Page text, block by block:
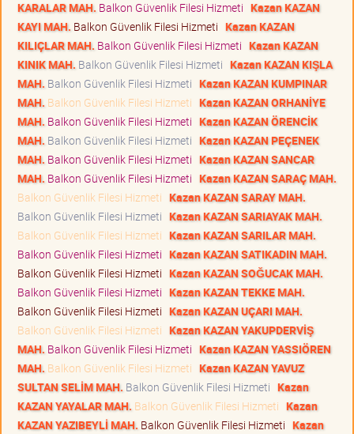
KARALAR MAH. Balkon Güvenlik Filesi Hizmeti Kazan KAZAN
KAYI MAH. Balkon Güvenlik Filesi Hizmeti Kazan KAZAN
KILIÇLAR MAH. Balkon Güvenlik Filesi Hizmeti Kazan KAZAN
KINIK MAH. Balkon Güvenlik Filesi Hizmeti Kazan KAZAN KIŞLA
MAH. Balkon Güvenlik Filesi Hizmeti Kazan KAZAN KUMPINAR
MAH. Balkon Güvenlik Filesi Hizmeti Kazan KAZAN ORHANİYE
MAH. Balkon Güvenlik Filesi Hizmeti Kazan KAZAN ÖRENCİK
MAH. Balkon Güvenlik Filesi Hizmeti Kazan KAZAN PEÇENEK
MAH. Balkon Güvenlik Filesi Hizmeti Kazan KAZAN SANCAR
MAH. Balkon Güvenlik Filesi Hizmeti Kazan KAZAN SARAÇ MAH.
Balkon Güvenlik Filesi Hizmeti Kazan KAZAN SARAY MAH.
Balkon Güvenlik Filesi Hizmeti Kazan KAZAN SARIAYAK MAH.
Balkon Güvenlik Filesi Hizmeti Kazan KAZAN SARILAR MAH.
Balkon Güvenlik Filesi Hizmeti Kazan KAZAN SATIKADIN MAH.
Balkon Güvenlik Filesi Hizmeti Kazan KAZAN SOĞUCAK MAH.
Balkon Güvenlik Filesi Hizmeti Kazan KAZAN TEKKE MAH.
Balkon Güvenlik Filesi Hizmeti Kazan KAZAN UÇARI MAH.
Balkon Güvenlik Filesi Hizmeti Kazan KAZAN YAKUPDERVİŞ
MAH. Balkon Güvenlik Filesi Hizmeti Kazan KAZAN YASSIÖREN
MAH. Balkon Güvenlik Filesi Hizmeti Kazan KAZAN YAVUZ
SULTAN SELİM MAH. Balkon Güvenlik Filesi Hizmeti Kazan
KAZAN YAYALAR MAH. Balkon Güvenlik Filesi Hizmeti Kazan
KAZAN YAZIBEYLİ MAH. Balkon Güvenlik Filesi Hizmeti Kazan